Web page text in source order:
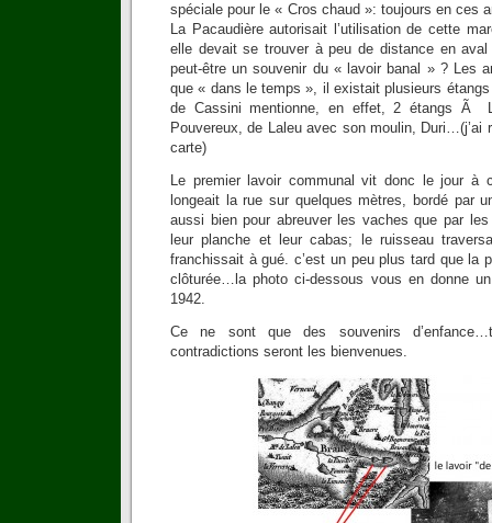
spéciale pour le « Cros chaud »: toujours en ces
La Pacaudière autorisait l’utilisation de cette
elle devait se trouver à peu de distance en
peut-être un souvenir du « lavoir banal » ? Les
que « dans le temps », il existait plusieurs
de Cassini mentionne, en effet, 2 étangs Ã
Pouvereux, de Laleu avec son moulin, Duri…(j’ai
carte)
Le premier lavoir communal vit donc le jour à
longeait la rue sur quelques mètres, bordé par
aussi bien pour abreuver les vaches que par
leur planche et leur cabas; le ruisseau
franchissait à gué. c’est un peu plus tard que la
clôturée…la photo ci-dessous vous en donne
1942.
Ce ne sont que des souvenirs
contradictions seront les bienvenues.